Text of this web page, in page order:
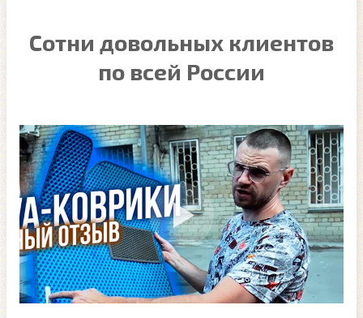
Сотни довольных клиентов
по всей России